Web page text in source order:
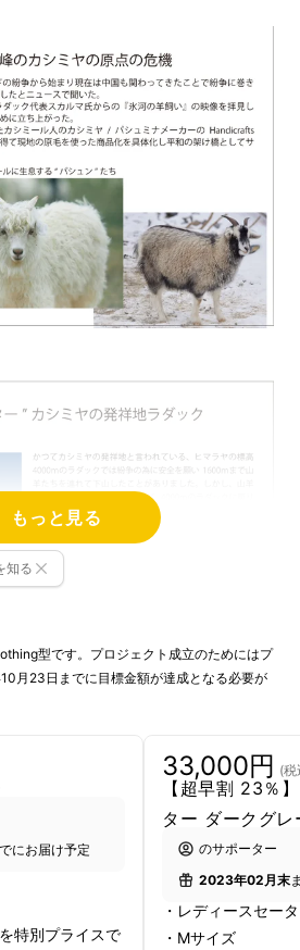
もっと見る
知る
型です。プロジェクト成立のためにはプ
月23日までに目標金額が達成となる必要が
にお届け予定
特別プライスで
33,000円 (税
【超早割 23％
ター ダークグ
のサポーター
2023年02月末
・レディースセー
・Mサイズ